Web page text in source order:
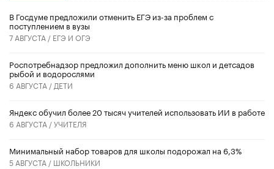
В Госдуме предложили отменить ЕГЭ из-за проблем с
поступлением в вузы
7 АВГУСТА / ЕГЭ И ОГЭ
Роспотребнадзор предложил дополнить меню школ и детсадов
рыбой и водорослями
6 АВГУСТА / ДЕТИ
​Яндекс обучил более 20 тысяч учителей использовать ИИ в работе
6 АВГУСТА /УЧИТЕЛЯ
Минимальный набор товаров для школы подорожал на 6,3%
5 АВГУСТА / ШКОЛЬНИКИ